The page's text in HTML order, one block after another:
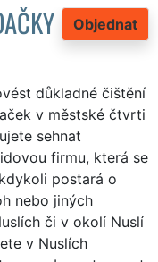
Objednat
důkladné čištění
v městské čtvrti
sehnat
firmu, která se
postará o
nebo jiných
či v okolí Nuslí
v Nuslích